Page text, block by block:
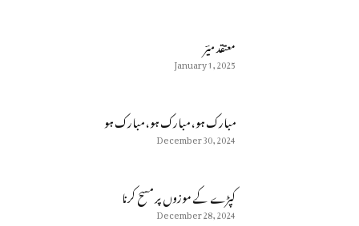
معتقد میؔر
January 1, 2025
مبارک ہو، مبارک ہو، مبارک ہو
December 30, 2024
كپڑے كے موزوں پر مسح كرنا
December 28, 2024